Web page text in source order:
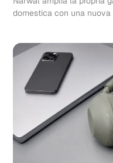
domestica con una nuova